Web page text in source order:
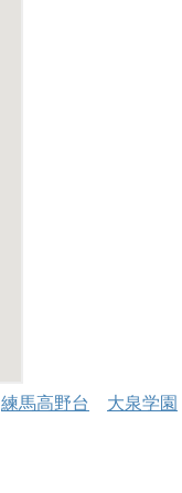
練馬高野台 大泉学園